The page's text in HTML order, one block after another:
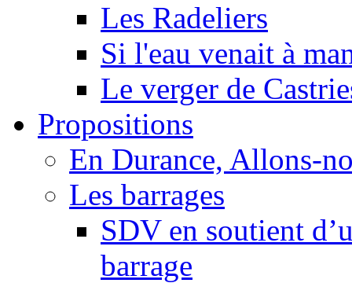
Les Radeliers
Si l'eau venait à
Le verger de
Propositions
En Durance, Allons-
Les barrages
SDV en soutient
barrage